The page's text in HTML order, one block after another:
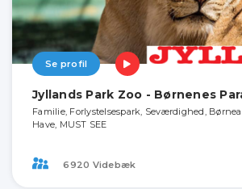
Se profil
Jyllands Park Zoo - Børnenes
Familie, Forlystelsespark, Seværdighed,
Have, MUST SEE
6920 Videbæk